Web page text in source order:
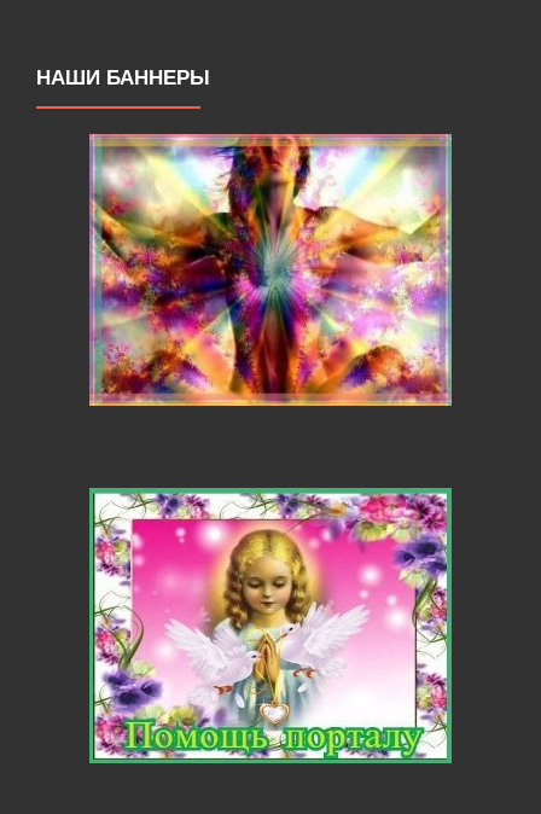
НАШИ БАННЕРЫ